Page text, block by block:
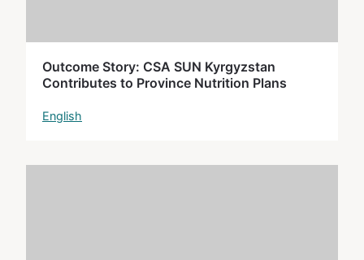
Outcome Story: CSA SUN Kyrgyzstan
Contributes to Province Nutrition Plans
English